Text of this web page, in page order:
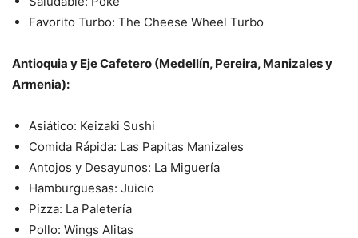
Favorito Turbo: The Cheese Wheel Turbo
Antioquia y Eje Cafetero (Medellín, Pereira, Manizales y
Armenia):
Asiático: Keizaki Sushi
Comida Rápida: Las Papitas Manizales
Antojos y Desayunos: La Miguería
Hamburguesas: Juicio
Pizza: La Paletería
Pollo: Wings Alitas